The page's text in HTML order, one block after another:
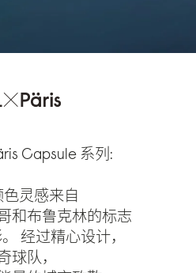
Capsule 系列:
灵感来自
和布鲁克林的标志
经过精心设计，
球队，